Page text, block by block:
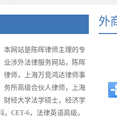
本网站是陈晖律师主理的专
业涉外法律服务网站，陈晖
律师，上海万竞鸿达律师事
务所高级合伙人律师，上海
财经大学法学硕士，经济学
CET-6，法律英语高级，
外